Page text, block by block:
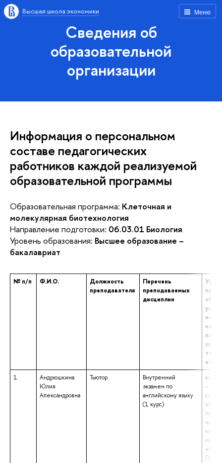
Меню
Высшая школа экономики
Сведения об
образовательной
организации
Информация о персональном
составе педагогических
работников каждой реализуемой
образовательной программы
Образовательная программа: Клеточная и
молекулярная биотехнология
Направление подготовки: 06.03.01 Биология
Уровень образования: Высшее образование –
бакалавриат
№ п/п Ф.И.О.
Должность
преподавателя
Перечень
преподаваемых
дисциплин
том
и
1.
Андрюшкина
Юлия
Александровна
Тьютор
Внутренний
экзамен по
английскому языку
(1 курс)
–